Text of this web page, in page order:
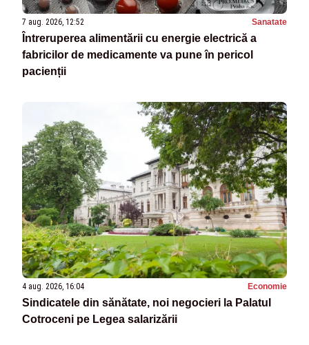
7 aug. 2026, 12:52 Sanatate
Întreruperea alimentării cu energie electrică a
fabricilor de medicamente va pune în pericol
pacienții
4 aug. 2026, 16:04 Economie
Sindicatele din sănătate, noi negocieri la Palatul
Cotroceni pe Legea salarizării